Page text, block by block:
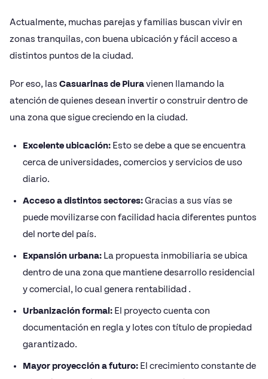
Actualmente, muchas parejas y familias buscan vivir en
zonas tranquilas, con buena ubicación y fácil acceso a
distintos puntos de la ciudad.
Por eso, las Casuarinas de Piuravienen llamando la
atención de quienes desean invertir o construir dentro de
una zona que sigue creciendo en la ciudad.
Excelente ubicación: Esto se debe a que se encuentra
cerca de universidades, comercios y servicios de uso
diario.
Acceso a distintos sectores:Gracias a sus vías se
puede movilizarse con facilidad hacia diferentes puntos
del norte del país.
Expansión urbana: La propuesta inmobiliaria se ubica
dentro de una zona que mantiene desarrollo residencial
y comercial, lo cual genera rentabilidad .
Urbanización formal: El proyecto cuenta con
documentación en regla y lotes con título de propiedad
garantizado.
Mayor proyección a futuro: El crecimiento constante de